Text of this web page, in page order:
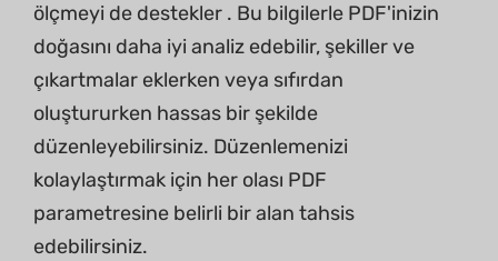
ölçmeyi de destekler . Bu bilgilerle PDF'inizin
doğasını daha iyi analiz edebilir, şekiller ve
çıkartmalar eklerken veya sıfırdan
oluştururken hassas bir şekilde
düzenleyebilirsiniz. Düzenlemenizi
kolaylaştırmak için her olası PDF
parametresine belirli bir alan tahsis
edebilirsiniz.